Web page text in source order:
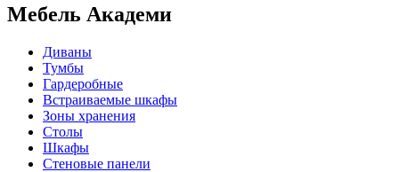
Мебель Академи
Диваны
Тумбы
Гардеробные
Встраиваемые шкафы
Зоны хранения
Столы
Шкафы
Стеновые панели